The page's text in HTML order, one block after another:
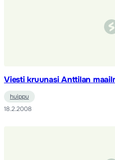
Viesti kruunasi Anttilan
huippu
18.2.2008